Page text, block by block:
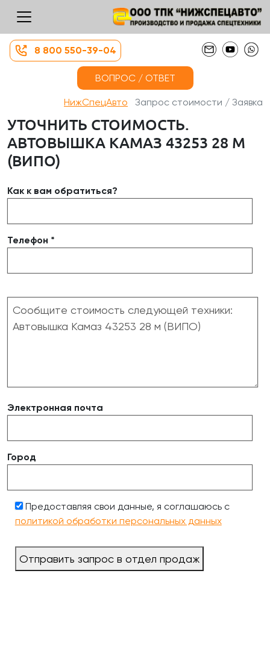
8 800 550-39-04
ВОПРОС / ОТВЕТ
НижСпецАвто Запрос стоимости / Заявка
УТОЧНИТЬ СТОИМОСТЬ.
АВТОВЫШКА КАМАЗ 43253 28 М
(ВИПО)
Как к вам обратиться?
Телефон *
Электронная почта
Город
Предоставляя свои данные, я соглашаюсь с
политикой обработки персональных данных
Отправить запрос в отдел продаж